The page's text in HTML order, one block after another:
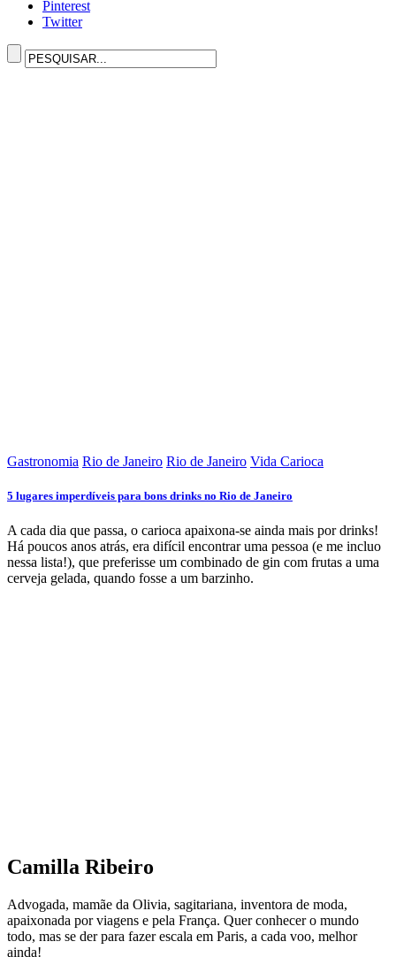
Pinterest
Twitter
Gastronomia Rio de Janeiro Rio de Janeiro Vida Carioca
5 lugares imperdíveis para bons drinks no Rio de Janeiro
A cada dia que passa, o carioca apaixona-se ainda mais por drinks!
Há poucos anos atrás, era difícil encontrar uma pessoa (e me incluo
nessa lista!), que preferisse um combinado de gin com frutas a uma
cerveja gelada, quando fosse a um barzinho.
Camilla Ribeiro
Advogada, mamãe da Olivia, sagitariana, inventora de moda,
apaixonada por viagens e pela França. Quer conhecer o mundo
todo, mas se der para fazer escala em Paris, a cada voo, melhor
ainda!